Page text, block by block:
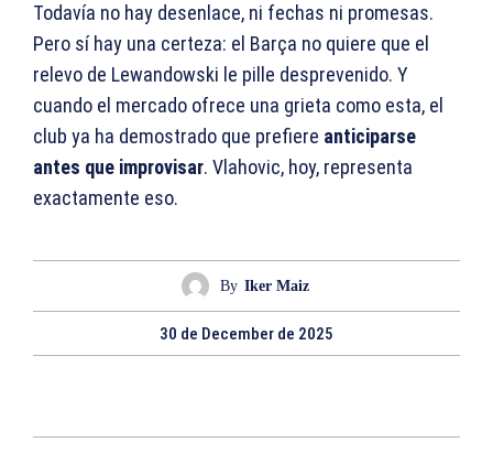
Todavía no hay desenlace, ni fechas ni promesas.
Pero sí hay una certeza: el Barça no quiere que el
relevo de Lewandowski le pille desprevenido. Y
cuando el mercado ofrece una grieta como esta, el
club ya ha demostrado que prefiere anticiparse
antes que improvisar. Vlahovic, hoy, representa
exactamente eso.
By Iker Maiz
30 de December de 2025